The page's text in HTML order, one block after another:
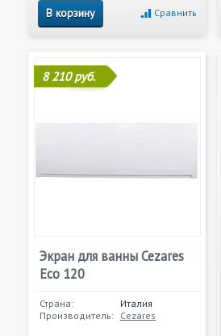
В корзину Сравнить
8 210 руб.
Экран для ванны Cezares
Eco 120
Страна:
Италия
Производитель: Cezares